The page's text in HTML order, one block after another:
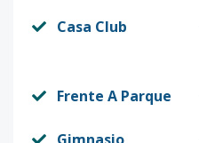
Casa Club
Frente A Parque